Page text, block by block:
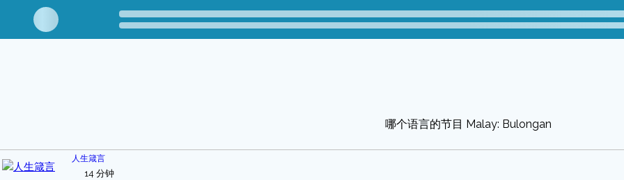
哪个语言的节目 Malay: Bulongan
人生箴言
14 分钟